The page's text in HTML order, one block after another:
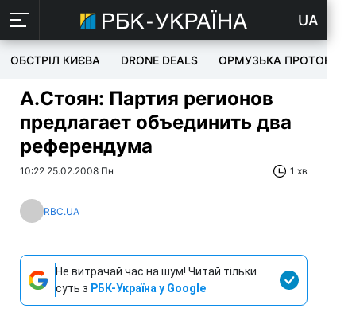
UA
ОБСТРІЛ КИЄВА DRONE DEALS ОРМУЗЬКА ПРОТОКА
А.Стоян: Партия регионов
предлагает объединить два
референдума
10:22 25.02.2008 Пн 1 хв
RBC.UA
Не витрачай час на шум! Читай тільки
суть з РБК-Україна у Google